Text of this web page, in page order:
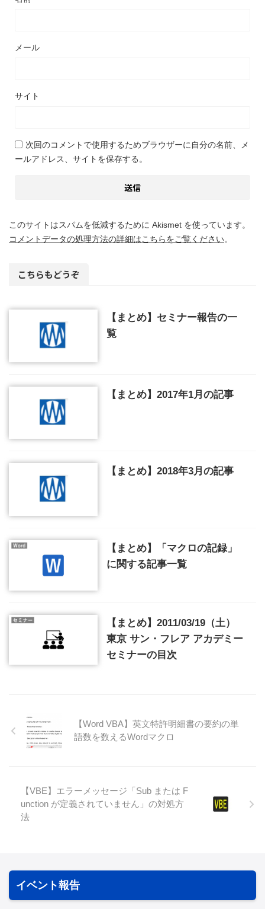
メール
サイト
次回のコメントで使用するためブラウザーに自分の名前、メ
ールアドレス、サイトを保存する。
このサイトはスパムを低減するために Akismet を使っています。
コメントデータの処理方法の詳細はこちらをご覧ください。
こちらもどうぞ
【まとめ】セミナー報告の一
覧
【まとめ】2017年1月の記事
【まとめ】2018年3月の記事
【まとめ】「マクロの記録」
に関する記事一覧
【まとめ】2011/03/19（土）
東京 サン・フレア アカデミー
セミナーの目次
【Word VBA】英文特許明細書の要約の単
語数を数えるWordマクロ
【VBE】エラーメッセージ「Sub または F
unction が定義されていません」の対処方
法
イベント報告